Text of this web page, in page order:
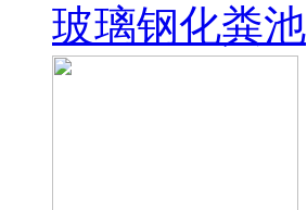
玻璃钢化粪池